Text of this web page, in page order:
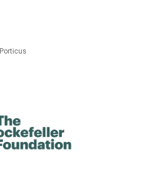
Porticus